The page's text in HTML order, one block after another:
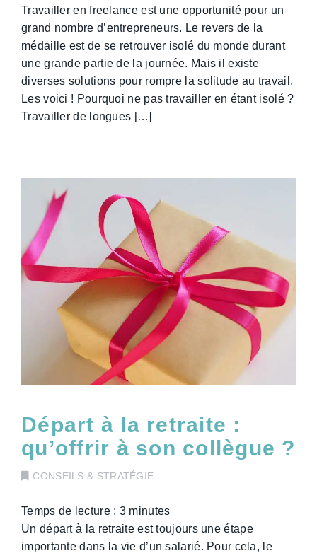
Travailler en freelance est une opportunité pour un
grand nombre d’entrepreneurs. Le revers de la
médaille est de se retrouver isolé du monde durant
une grande partie de la journée. Mais il existe
diverses solutions pour rompre la solitude au travail.
Les voici ! Pourquoi ne pas travailler en étant isolé ?
Travailler de longues […]
Départ à la retraite :
qu’offrir à son collègue ?
CONSEILS & STRATÉGIE
Temps de lecture : 3 minutes
Un départ à la retraite est toujours une étape
importante dans la vie d’un salarié. Pour cela, le